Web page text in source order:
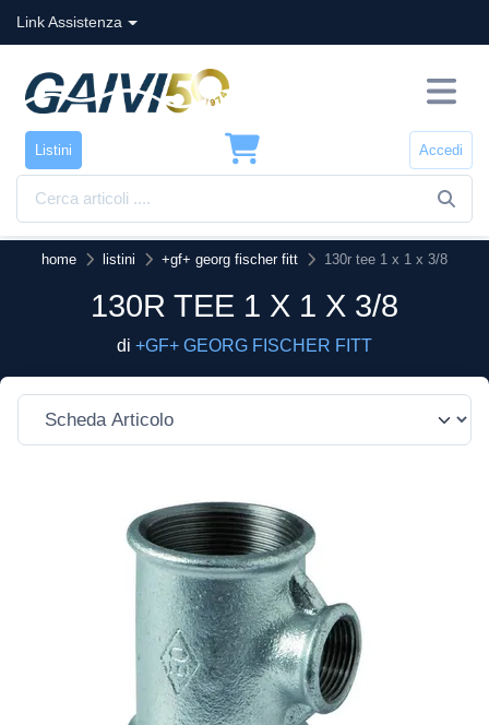
Link Assistenza
Listini Accedi
home listini +gf+ georg fischer fitt 130r tee 1 x 1 x 3/8
130R TEE 1 X 1 X 3/8
di +GF+ GEORG FISCHER FITT